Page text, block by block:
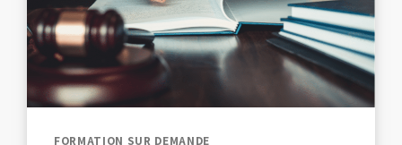
FORMATION SUR DEMANDE